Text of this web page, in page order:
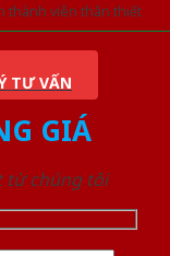
thành viên thân thiết
TƯ VẤN
GIÁ
từ chúng tôi